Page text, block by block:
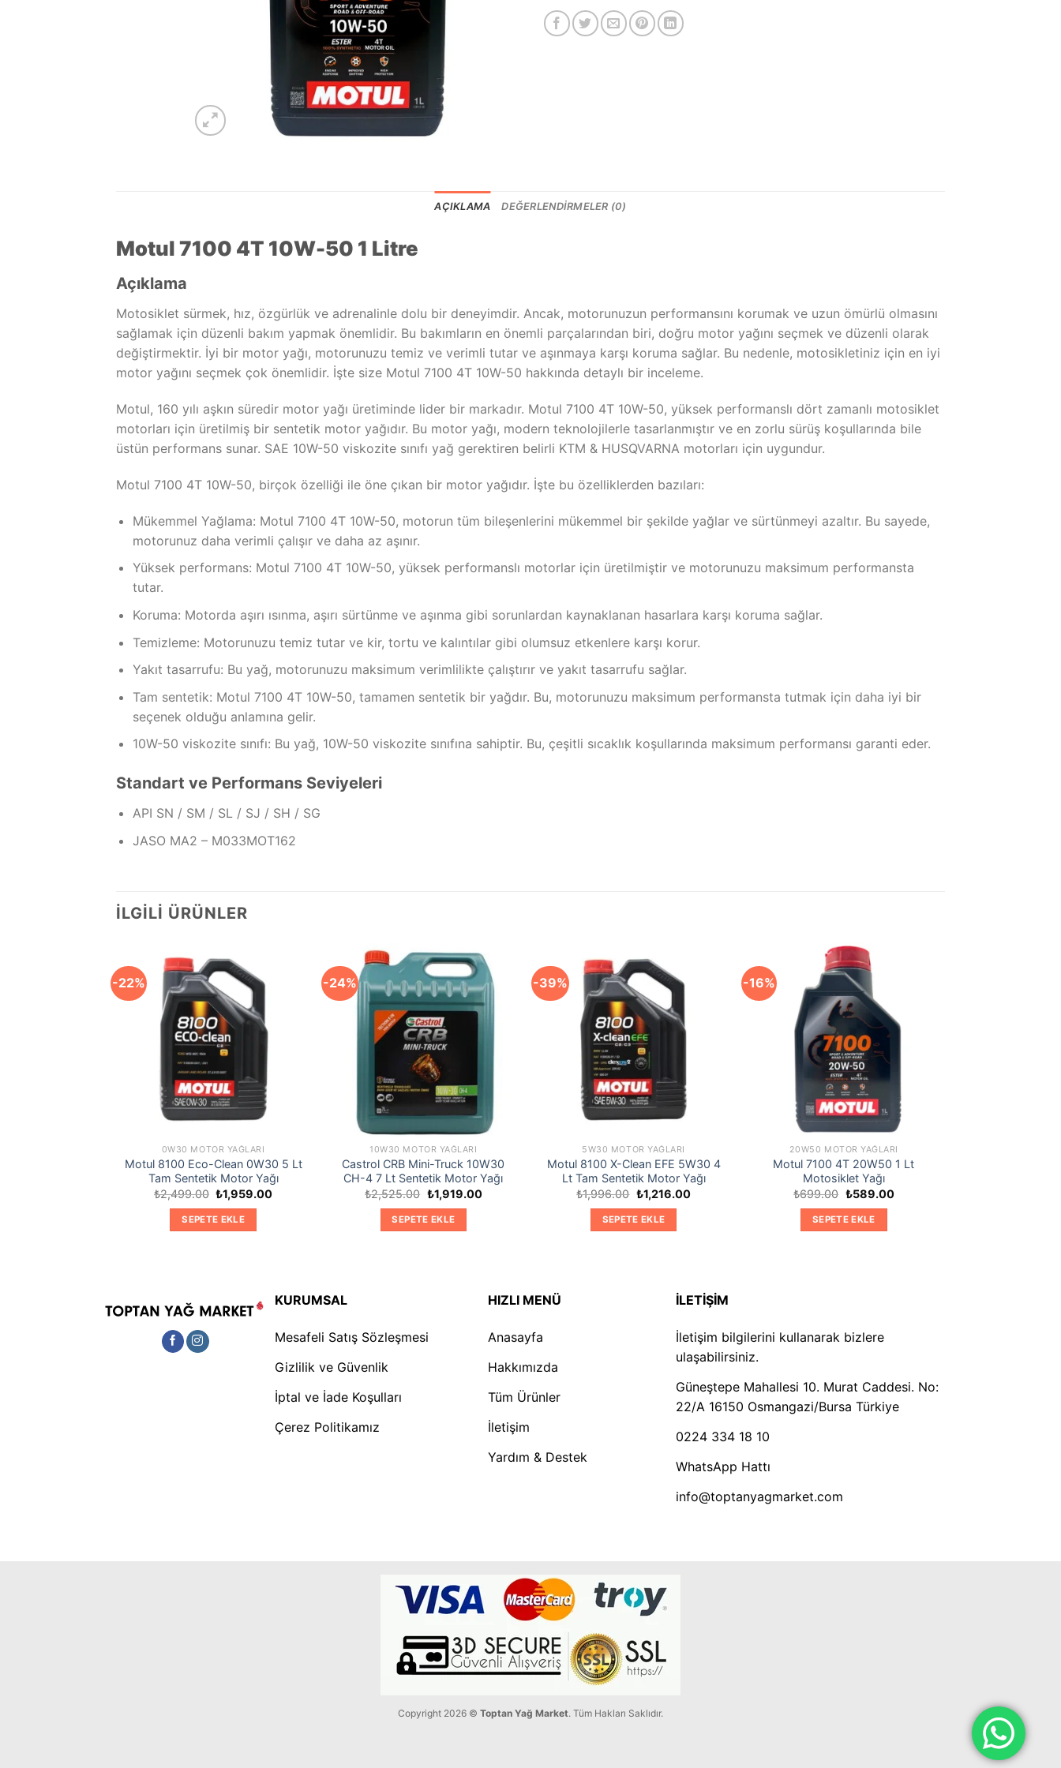
AÇIKLAMA DEĞERLENDIRMELER (0)
Motul 7100 4T 10W-50 1 Litre
Açıklama
Motosiklet sürmek, hız, özgürlük ve adrenalinle dolu bir deneyimdir. Ancak, motorunuzun performansını korumak ve uzun ömürlü olmasını
sağlamak için düzenli bakım yapmak önemlidir. Bu bakımların en önemli parçalarından biri, doğru motor yağını seçmek ve düzenli olarak
değiştirmektir. İyi bir motor yağı, motorunuzu temiz ve verimli tutar ve aşınmaya karşı koruma sağlar. Bu nedenle, motosikletiniz için en iyi
motor yağını seçmek çok önemlidir. İşte size Motul 7100 4T 10W-50 hakkında detaylı bir inceleme.
Motul, 160 yılı aşkın süredir motor yağı üretiminde lider bir markadır. Motul 7100 4T 10W-50, yüksek performanslı dört zamanlı motosiklet
motorları için üretilmiş bir sentetik motor yağıdır. Bu motor yağı, modern teknolojilerle tasarlanmıştır ve en zorlu sürüş koşullarında bile
üstün performans sunar. SAE 10W-50 viskozite sınıfı yağ gerektiren belirli KTM & HUSQVARNA motorları için uygundur.
Motul 7100 4T 10W-50, birçok özelliği ile öne çıkan bir motor yağıdır. İşte bu özelliklerden bazıları:
Mükemmel Yağlama: Motul 7100 4T 10W-50, motorun tüm bileşenlerini mükemmel bir şekilde yağlar ve sürtünmeyi azaltır. Bu sayede,
motorunuz daha verimli çalışır ve daha az aşınır.
Yüksek performans: Motul 7100 4T 10W-50, yüksek performanslı motorlar için üretilmiştir ve motorunuzu maksimum performansta
tutar.
Koruma: Motorda aşırı ısınma, aşırı sürtünme ve aşınma gibi sorunlardan kaynaklanan hasarlara karşı koruma sağlar.
Temizleme: Motorunuzu temiz tutar ve kir, tortu ve kalıntılar gibi olumsuz etkenlere karşı korur.
Yakıt tasarrufu: Bu yağ, motorunuzu maksimum verimlilikte çalıştırır ve yakıt tasarrufu sağlar.
Tam sentetik: Motul 7100 4T 10W-50, tamamen sentetik bir yağdır. Bu, motorunuzu maksimum performansta tutmak için daha iyi bir
seçenek olduğu anlamına gelir.
10W-50 viskozite sınıfı: Bu yağ, 10W-50 viskozite sınıfına sahiptir. Bu, çeşitli sıcaklık koşullarında maksimum performansı garanti eder.
Standart ve Performans Seviyeleri
API SN / SM / SL / SJ / SH / SG
JASO MA2 – M033MOT162
İLGILI ÜRÜNLER
-22%
0W30 MOTOR YAĞLARI
Motul 8100 Eco-Clean 0W30 5 Lt
Tam Sentetik Motor Yağı
₺2,499.00 Orijinal
fiyat:
₺2,499.00.
₺1,959.00Şu
SEPETE EKLE
-24%
10W30 MOTOR YAĞLARI
Castrol CRB Mini-Truck 10W30
CH-4 7 Lt Sentetik Motor Yağı
₺2,525.00 Orijinal
fiyat:
₺2,525.00.
₺1,919.00Şu
SEPETE EKLE
-39%
5W30 MOTOR YAĞLARI
Motul 8100 X-Clean EFE 5W30 4
Lt Tam Sentetik Motor Yağı
₺1,996.00 Orijinal
fiyat:
₺1,996.00.
₺1,216.00Şu
SEPETE EKLE
-16%
20W50 MOTOR YAĞLARI
Motul 7100 4T 20W50 1 Lt
Motosiklet Yağı
₺699.00 Orijinal
₺699.00.
₺589.00Şu
SEPETE EKLE
KURUMSAL
Mesafeli Satış Sözleşmesi
Gizlilik ve Güvenlik
İptal ve İade Koşulları
Çerez Politikamız
HIZLI MENÜ
Anasayfa
Hakkımızda
Tüm Ürünler
İletişim
Yardım & Destek
İLETİŞİM
İletişim bilgilerini kullanarak bizlere
ulaşabilirsiniz.
Güneştepe Mahallesi 10. Murat Caddesi. No:
22/A 16150 Osmangazi/Bursa Türkiye
0224 334 18 10
WhatsApp Hattı
info@toptanyagmarket.com
Copyright 2026 © Toptan Yağ Market. Tüm Hakları Saklıdır.